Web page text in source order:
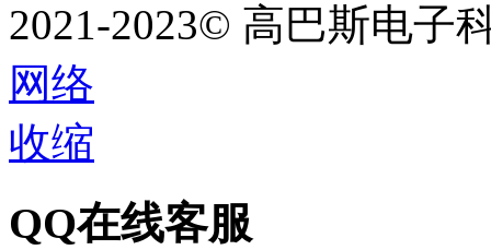
2021-2023© 高巴斯电子
网络
收缩
QQ在线客服